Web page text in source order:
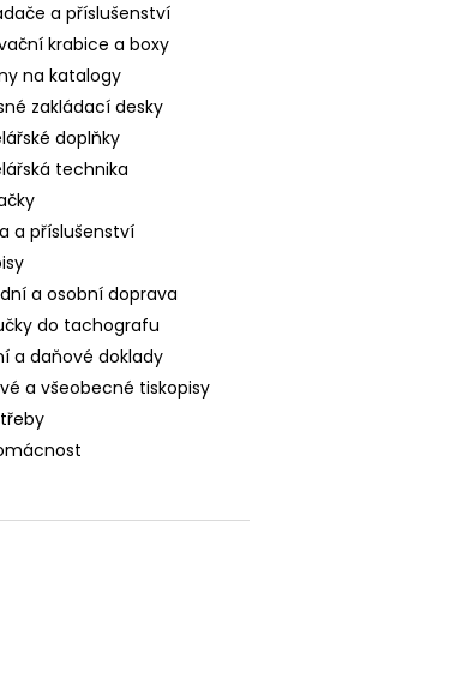
a příslušenství
krabice a boxy
na katalogy
zakládací desky
doplňky
technika
a příslušenství
a osobní doprava
do tachografu
a daňové doklady
a všeobecné tiskopisy